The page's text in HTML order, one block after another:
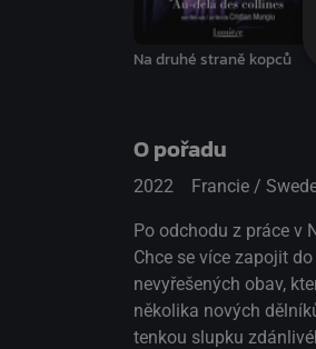
Na druhé straně kopců
O pořadu
2022 Francie /
Po odchodu z práce v
Chce se více zapojit
nevyřešených obav,
několika nových
tenkou slupku